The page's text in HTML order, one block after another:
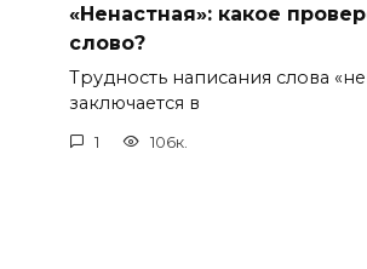
«Ненастная»: какое
слово?
Трудность написания слова
заключается в
1 106к.